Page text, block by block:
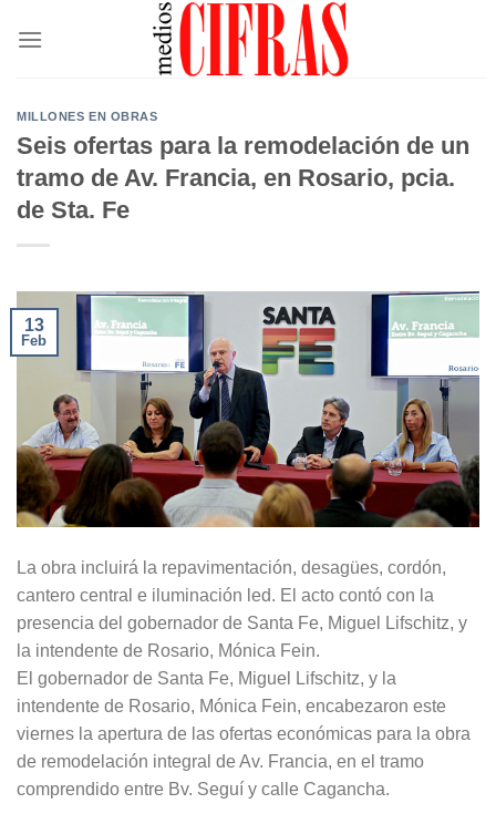
MILLONES EN OBRAS
Seis ofertas para la remodelación de un
tramo de Av. Francia, en Rosario, pcia.
de Sta. Fe
13
Feb
La obra incluirá la repavimentación, desagües, cordón,
cantero central e iluminación led. El acto contó con la
presencia del gobernador de Santa Fe, Miguel Lifschitz, y
la intendente de Rosario, Mónica Fein.
El gobernador de Santa Fe, Miguel Lifschitz, y la
intendente de Rosario, Mónica Fein, encabezaron este
viernes la apertura de las ofertas económicas para la obra
de remodelación integral de Av. Francia, en el tramo
comprendido entre Bv. Seguí y calle Cagancha.